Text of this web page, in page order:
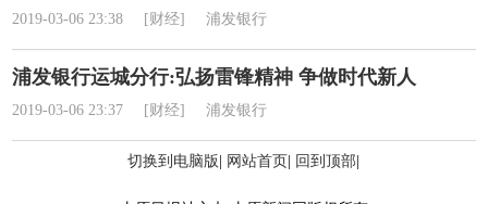
2019-03-06 23:38 [财经] 浦发银行
浦发银行运城分行:弘扬雷锋精神 争做时代新人
2019-03-06 23:37 [财经] 浦发银行
切换到电脑版 网站首页 回到顶部